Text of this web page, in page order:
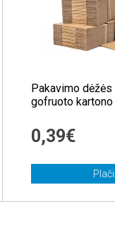
Pakavimo
gofruoto kartono
0,39€